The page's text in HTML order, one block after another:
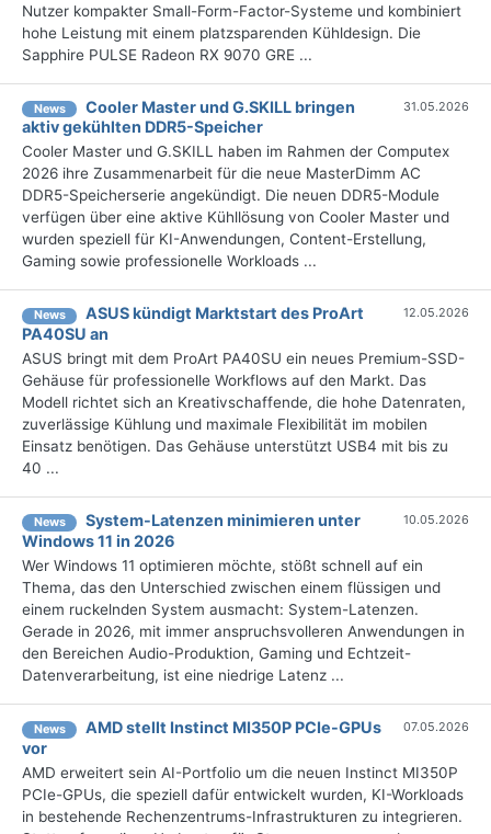
Nutzer kompakter Small-Form-Factor-Systeme und kombiniert
hohe Leistung mit einem platzsparenden Kühldesign. Die
Sapphire PULSE Radeon RX 9070 GRE ...
News
Cooler Master und G.SKILL bringen
aktiv gekühlten DDR5-Speicher
31.05.2026
Cooler Master und G.SKILL haben im Rahmen der Computex
2026 ihre Zusammenarbeit für die neue MasterDimm AC
DDR5-Speicherserie angekündigt. Die neuen DDR5-Module
verfügen über eine aktive Kühllösung von Cooler Master und
wurden speziell für KI-Anwendungen, Content-Erstellung,
Gaming sowie professionelle Workloads ...
News
ASUS kündigt Marktstart des ProArt
PA40SU an
12.05.2026
ASUS bringt mit dem ProArt PA40SU ein neues Premium-SSD-
Gehäuse für professionelle Workflows auf den Markt. Das
Modell richtet sich an Kreativschaffende, die hohe Datenraten,
zuverlässige Kühlung und maximale Flexibilität im mobilen
Einsatz benötigen. Das Gehäuse unterstützt USB4 mit bis zu
40 ...
News
System-Latenzen minimieren unter
Windows 11 in 2026
10.05.2026
Wer Windows 11 optimieren möchte, stößt schnell auf ein
Thema, das den Unterschied zwischen einem flüssigen und
einem ruckelnden System ausmacht: System-Latenzen.
Gerade in 2026, mit immer anspruchsvolleren Anwendungen in
den Bereichen Audio-Produktion, Gaming und Echtzeit-
Datenverarbeitung, ist eine niedrige Latenz ...
News
AMD stellt Instinct MI350P PCIe-GPUs
vor
07.05.2026
AMD erweitert sein AI-Portfolio um die neuen Instinct MI350P
PCIe-GPUs, die speziell dafür entwickelt wurden, KI-Workloads
in bestehende Rechenzentrums-Infrastrukturen zu integrieren.